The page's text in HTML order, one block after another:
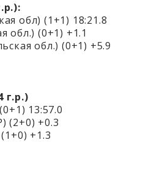
обл) (1+1) 18:21.8
обл.) (0+1) +1.1
обл.) (0+1) +5.9
г.р.)
13:57.0
(2+0) +0.3
+1.3